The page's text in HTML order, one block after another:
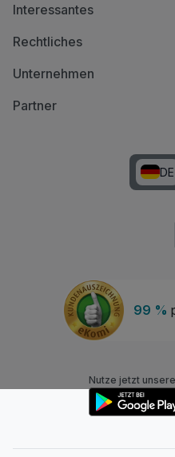
99 %
Interessantes
Rechtliches
Unternehmen
Partner
DE
Nutze jetzt